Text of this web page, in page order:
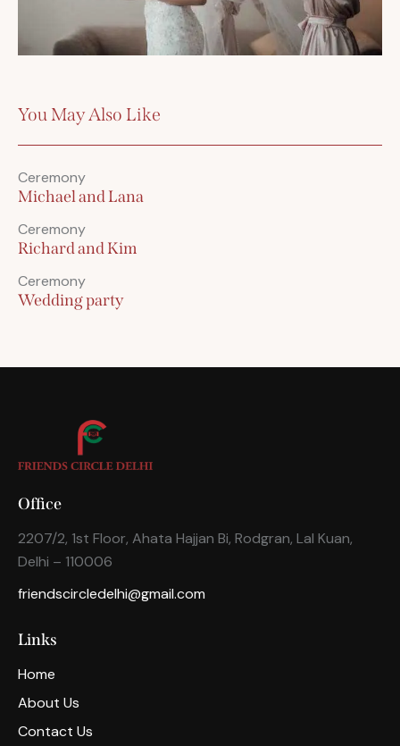
You May Also Like
Ceremony
Michael and Lana
Ceremony
Richard and Kim
Ceremony
Wedding party
Office
2207/2, 1st Floor, Ahata Hajjan Bi, Rodgran, Lal Kuan,
Delhi – 110006
friendscircledelhi@gmail.com
Links
Home
About Us
Contact Us